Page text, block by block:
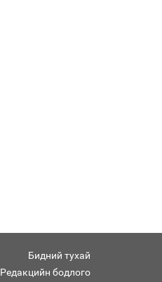
Бидний тухай
Редакцийн бодлого